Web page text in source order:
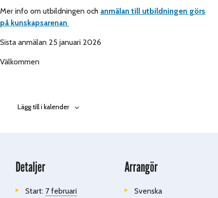
Mer info om utbildningen och anmälan till utbildningen görs
på kunskapsarenan
Sista anmälan 25 januari 2026
Välkommen
Lägg till i kalender
Detaljer
Start: 7 februari
Arrangör
Svenska